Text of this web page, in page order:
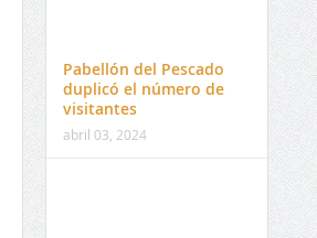
Pabellón del Pescado
duplicó el número de
visitantes
abril 03, 2024